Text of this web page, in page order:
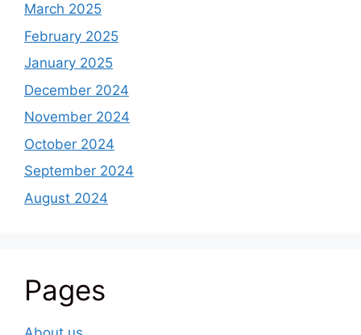
March 2025
February 2025
January 2025
December 2024
November 2024
October 2024
September 2024
August 2024
Pages